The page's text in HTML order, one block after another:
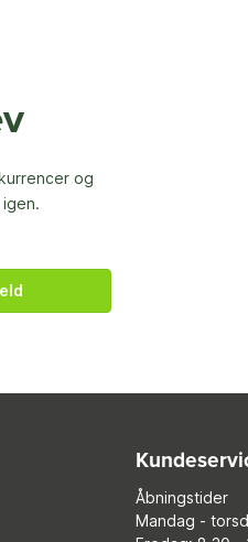
og
Åbningstider
Mandag -